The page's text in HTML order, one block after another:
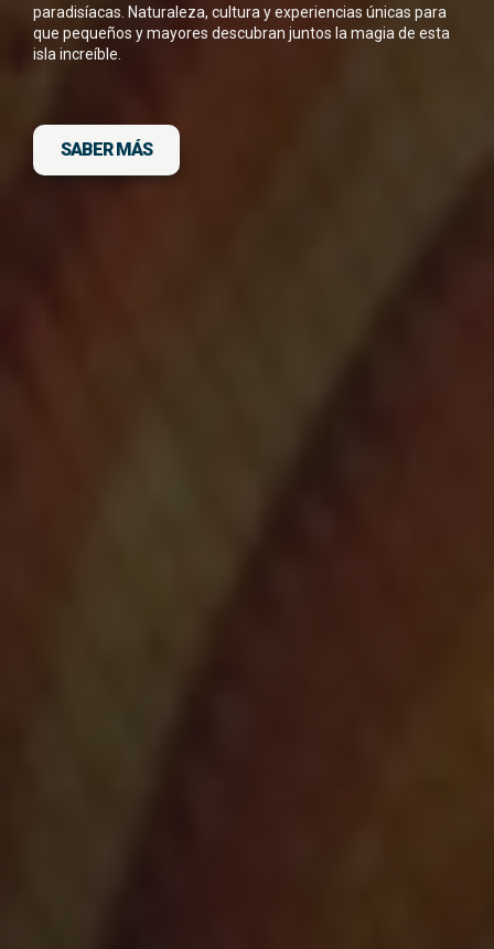
paradisíacas. Naturaleza, cultura y experiencias únicas para
que pequeños y mayores descubran juntos la magia de esta
isla increíble.
SABER MÁS
*